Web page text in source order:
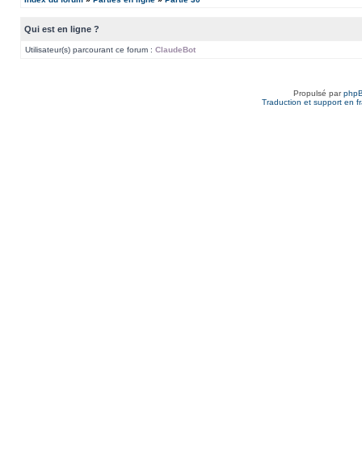
Qui est en ligne ?
Utilisateur(s) parcourant ce forum : ClaudeBot
Propulsé par
Traduction et support en